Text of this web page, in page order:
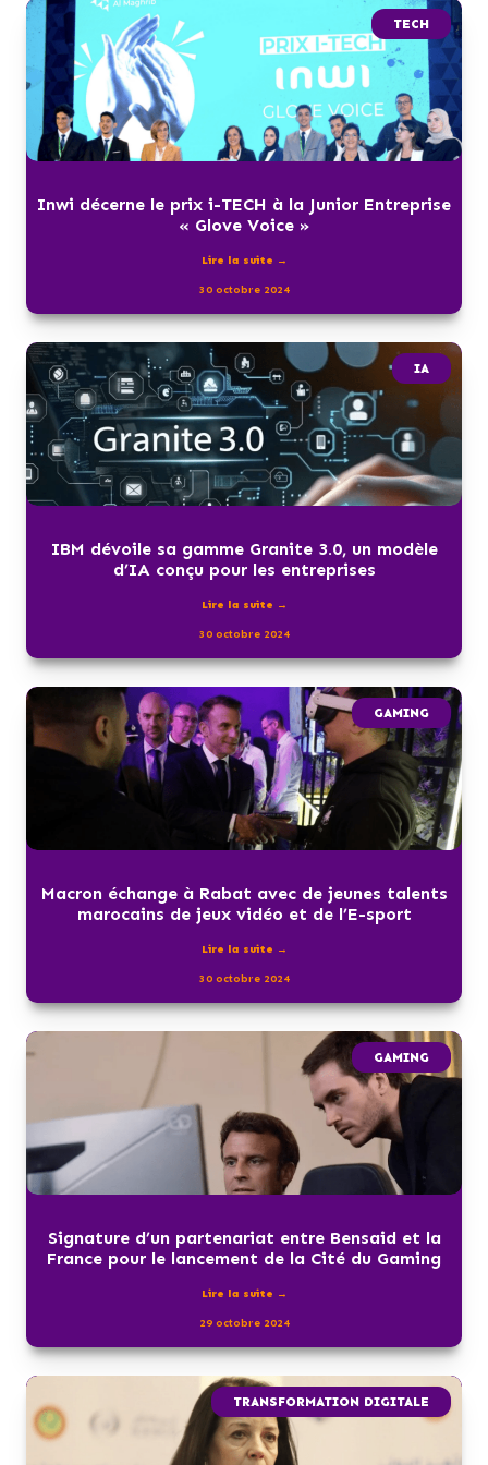
TECH
Inwi décerne le prix i-TECH à la Junior Entreprise
« Glove Voice »
Lire la suite →
30 octobre 2024
IA
IBM dévoile sa gamme Granite 3.0, un modèle
d’IA conçu pour les entreprises
Lire la suite →
30 octobre 2024
GAMING
Macron échange à Rabat avec de jeunes talents
marocains de jeux vidéo et de l’E-sport
Lire la suite →
30 octobre 2024
GAMING
Signature d’un partenariat entre Bensaid et la
France pour le lancement de la Cité du Gaming
Lire la suite →
29 octobre 2024
TRANSFORMATION DIGITALE